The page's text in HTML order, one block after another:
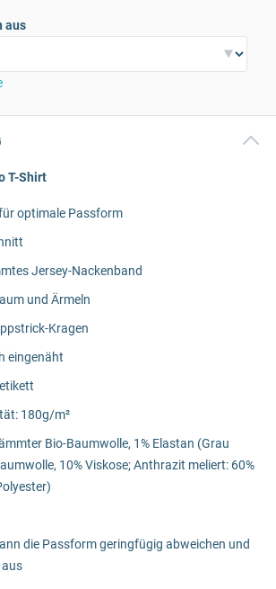
aus
T-Shirt
optimale Passform
Jersey-Nackenband
und Ärmeln
Kragen
eingenäht
180g/m²
Bio-Baumwolle, 1% Elastan (Grau
10% Viskose; Anthrazit meliert: 60%
die Passform geringfügig abweichen und